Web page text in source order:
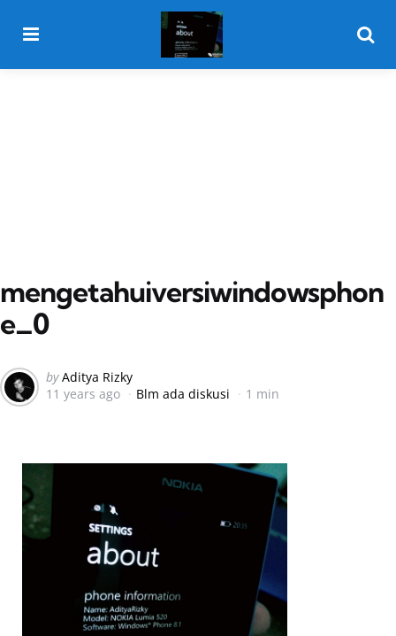
mengetahuiversiwindowsphon
e_0
Posted
by
by Aditya Rizky
11 years ago
Blm ada diskusi 1 min